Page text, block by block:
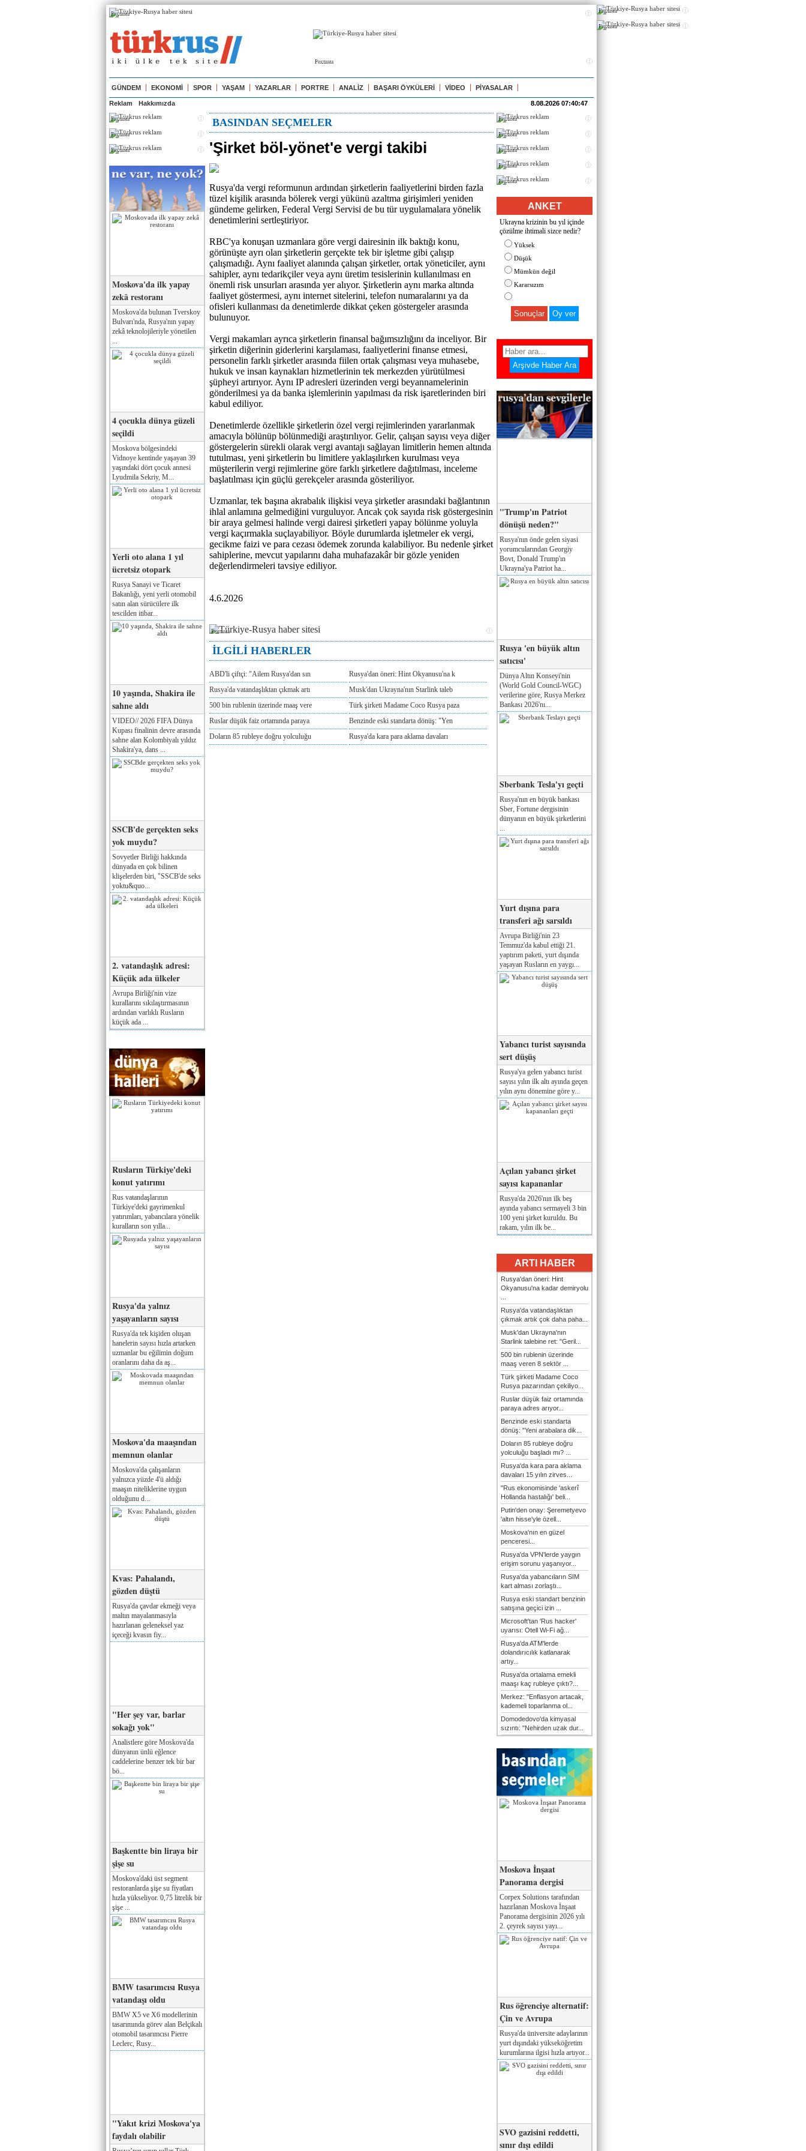
Реклама
Реклама
GÜNDEM EKONOMİ SPOR YAŞAM YAZARLAR PORTRE ANALİZ BAŞARI ÖYKÜLERİ VİDEO PİYASALAR
Reklam Hakkımızda 8.08.2026 07:40:47
Реклама
Реклама
Реклама
Moskova'da ilk yapay
zekâ restoranı
Moskova'da bulunan Tverskoy
Bulvarı'nda, Rusya'nın yapay
zekâ teknolojileriyle yönetilen
4 çocukla dünya güzeli
seçildi
Moskova bölgesindeki
Vidnoye kentinde yaşayan 39
yaşındaki dört çocuk annesi
Lyudmila Sekriy, M...
Yerli oto alana 1 yıl
ücretsiz otopark
Rusya Sanayi ve Ticaret
Bakanlığı, yeni yerli otomobil
satın alan sürücülere ilk
tescilden itibar...
10 yaşında, Shakira ile
sahne aldı
VIDEO// 2026 FIFA Dünya
Kupası finalinin devre arasında
sahne alan Kolombiyalı yıldız
Shakira'ya, dans ...
SSCB'de gerçekten seks
yok muydu?
Sovyetler Birliği hakkında
dünyada en çok bilinen
klişelerden biri, "SSCB'de seks
yoktu&quo...
2. vatandaşlık adresi:
Küçük ada ülkeler
Avrupa Birliği'nin vize
kurallarını sıkılaştırmasının
ardından varlıklı Rusların
küçük ada ...
Rusların Türkiye'deki
konut yatırımı
Rus vatandaşlarının
Türkiye'deki gayrimenkul
yatırımları, yabancılara yönelik
kuralların son yılla...
Rusya'da yalnız
yaşayanların sayısı
Rusya'da tek kişiden oluşan
hanelerin sayısı hızla artarken
uzmanlar bu eğilimin doğum
oranlarını daha da aş...
Moskova'da maaşından
memnun olanlar
Moskova'da çalışanların
yalnızca yüzde 4'ü aldığı
maaşın niteliklerine uygun
olduğunu d...
Kvas: Pahalandı,
gözden düştü
Rusya'da çavdar ekmeği veya
maltın mayalanmasıyla
hazırlanan geleneksel yaz
içeceği kvasın fiy...
"Her şey var, barlar
sokağı yok"
Analistlere göre Moskova'da
dünyanın ünlü eğlence
caddelerine benzer tek bir bar
bö...
Başkentte bin liraya bir
şişe su
Moskova'daki üst segment
restoranlarda şişe su fiyatları
hızla yükseliyor. 0,75 litrelik bir
şişe ...
BMW tasarımcısı Rusya
vatandaşı oldu
BMW X5 ve X6 modellerinin
tasarımında görev alan Belçikalı
otomobil tasarımcısı Pierre
Leclerc, Rusy...
"Yakıt krizi Moskova'ya
faydalı olabilir
BASINDAN SEÇMELER
'Şirket böl-yönet'e vergi takibi
Rusya'da vergi reformunun ardından şirketlerin faaliyetlerini birden fazla
tüzel kişilik arasında bölerek vergi yükünü azaltma girişimleri yeniden
gündeme gelirken, Federal Vergi Servisi de bu tür uygulamalara yönelik
denetimlerini sertleştiriyor.
RBC'ya konuşan uzmanlara göre vergi dairesinin ilk baktığı konu,
görünüşte ayrı olan şirketlerin gerçekte tek bir işletme gibi çalışıp
çalışmadığı. Aynı faaliyet alanında çalışan şirketler, ortak yöneticiler, aynı
sahipler, aynı tedarikçiler veya aynı üretim tesislerinin kullanılması en
önemli risk unsurları arasında yer alıyor. Şirketlerin aynı marka altında
faaliyet göstermesi, aynı internet sitelerini, telefon numaralarını ya da
ofisleri kullanması da denetimlerde dikkat çeken göstergeler arasında
bulunuyor.
Vergi makamları ayrıca şirketlerin finansal bağımsızlığını da inceliyor. Bir
şirketin diğerinin giderlerini karşılaması, faaliyetlerini finanse etmesi,
personelin farklı şirketler arasında fiilen ortak çalışması veya muhasebe,
hukuk ve insan kaynakları hizmetlerinin tek merkezden yürütülmesi
şüpheyi artırıyor. Aynı IP adresleri üzerinden vergi beyannamelerinin
gönderilmesi ya da banka işlemlerinin yapılması da risk işaretlerinden biri
kabul ediliyor.
Denetimlerde özellikle şirketlerin özel vergi rejimlerinden yararlanmak
amacıyla bölünüp bölünmediği araştırılıyor. Gelir, çalışan sayısı veya diğer
göstergelerin sürekli olarak vergi avantajı sağlayan limitlerin hemen altında
tutulması, yeni şirketlerin bu limitlere yaklaşılırken kurulması veya
müşterilerin vergi rejimlerine göre farklı şirketlere dağıtılması, inceleme
başlatılması için güçlü gerekçeler arasında gösteriliyor.
Uzmanlar, tek başına akrabalık ilişkisi veya şirketler arasındaki bağlantının
ihlal anlamına gelmediğini vurguluyor. Ancak çok sayıda risk göstergesinin
bir araya gelmesi halinde vergi dairesi şirketleri yapay bölünme yoluyla
vergi kaçırmakla suçlayabiliyor. Böyle durumlarda işletmeler ek vergi,
gecikme faizi ve para cezası ödemek zorunda kalabiliyor. Bu nedenle şirket
sahiplerine, mevcut yapılarını daha muhafazakâr bir gözle yeniden
değerlendirmeleri tavsiye ediliyor.
4.6.2026
Реклама
İLGİLİ HABERLER
ABD'li çiftçi: "Ailem Rusya'dan sın
Rusya'dan öneri: Hint Okyanusu'na k
Rusya'da vatandaşlıktan çıkmak artı
Musk'dan Ukrayna'nın Starlink taleb
500 bin rublenin üzerinde maaş vere
Türk şirketi Madame Coco Rusya paza
Ruslar düşük faiz ortamında paraya
Benzinde eski standarta dönüş: "Yen
Doların 85 rubleye doğru yolculuğu
Rusya'da kara para aklama davaları
Реклама
Реклама
Реклама
Реклама
Реклама
ANKET
Ukrayna krizinin bu yıl içinde
çözülme ihtimali sizce nedir?
Yüksek
Düşük
Mümkün değil
Kararsızım
Sonuçlar
"Trump'ın Patriot
dönüşü neden?"
Rusya'nın önde gelen siyasi
yorumcularından Georgiy
Bovt, Donald Trump'ın
Ukrayna'ya Patriot ha...
Rusya 'en büyük altın
satıcısı'
Dünya Altın Konseyi'nin
(World Gold Council-WGC)
verilerine göre, Rusya Merkez
Bankası 2026'nı...
Sberbank Tesla'yı geçti
Rusya'nın en büyük bankası
Sber, Fortune dergisinin
dünyanın en büyük şirketlerini
...
Yurt dışına para
transferi ağı sarsıldı
Avrupa Birliği'nin 23
Temmuz'da kabul ettiği 21.
yaptırım paketi, yurt dışında
yaşayan Rusların en yaygı...
Yabancı turist sayısında
sert düşüş
Rusya'ya gelen yabancı turist
sayısı yılın ilk altı ayında geçen
yılın aynı dönemine göre y...
Açılan yabancı şirket
sayısı kapananlar
Rusya'da 2026'nın ilk beş
ayında yabancı sermayeli 3 bin
100 yeni şirket kuruldu. Bu
rakam, yılın ilk be...
ARTI HABER
Rusya'dan öneri: Hint
Okyanusu'na kadar demiryolu
Rusya'da vatandaşlıktan
çıkmak artık çok daha paha...
Musk'dan Ukrayna'nın
Starlink talebine ret: "Geril...
500 bin rublenin üzerinde
maaş veren 8 sektör ...
Türk şirketi Madame Coco
Rusya pazarından çekiliyo...
Ruslar düşük faiz ortamında
paraya adres arıyor...
Benzinde eski standarta
dönüş: "Yeni arabalara dik...
Doların 85 rubleye doğru
yolculuğu başladı mı? ...
Rusya'da kara para aklama
davaları 15 yılın zirves...
"Rus ekonomisinde 'askerî
Hollanda hastalığı' beli...
Putin'den onay: Şeremetyevo
'altın hisse'yle özell...
Moskova'nın en güzel
penceresi...
Rusya'da VPN'lerde yaygın
erişim sorunu yaşanıyor...
Rusya'da yabancıların SIM
kart alması zorlaştı...
Rusya eski standart benzinin
satışına geçici izin ...
Microsoft'tan 'Rus hacker'
uyarısı: Otell Wi-Fi ağ...
Rusya'da ATM'lerde
dolandırıcılık katlanarak
artıy...
Rusya'da ortalama emekli
maaşı kaç rubleye çıktı?...
Merkez: "Enflasyon artacak,
kademeli toparlanma ol...
Domodedovo'da kimyasal
sızıntı: "Nehirden uzak dur...
Moskova İnşaat
Panorama dergisi
Corpex Solutions tarafından
hazırlanan Moskova İnşaat
Panorama dergisinin 2026 yılı
2. çeyrek sayısı yayı...
Rus öğrenciye alternatif:
Çin ve Avrupa
Rusya'da üniversite adaylarının
yurt dışındaki yükseköğretim
kurumlarına ilgisi hızla artıyor...
SVO gazisini reddetti,
sınır dışı edildi
Реклама
Реклама